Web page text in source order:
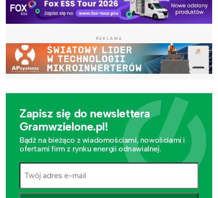
REKLAMA
Zapisz się do newslettera
Gramwzielone.pl!
Bądź na bieżąco z wiadomościami, nowościami i
ofertami firm z rynku energii odnawialnej.